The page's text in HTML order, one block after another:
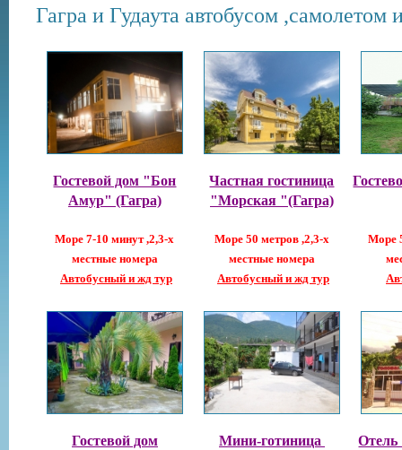
Гагра и Гудаута автобусом
Гостевой дом "Бон
Амур" (Гагра)
Море 7-10 минут ,2,3-х
местные номера
Автобусный и жд тур
Частная гостиница
"Морская "(Гагра)
Море 50 метров ,2,3-х
местные номера
Автобусный и жд тур
Море
Гостевой дом
Мини-готиница